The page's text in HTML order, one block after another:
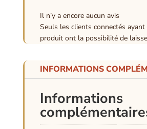
Il n’y a encore aucun avis
Seuls les clients connectés ayant
produit ont la possibilité de
INFORMATIONS
Informations